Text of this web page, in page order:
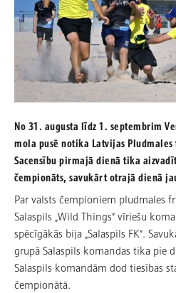
No 31. augusta līdz 1. septembrim
mola pusē notika Latvijas
Sacensību pirmajā dienā tika
čempionāts, savukārt otrajā dienā
Par valsts čempioniem pludmales
Salaspils „Wild Things” vīriešu
spēcīgākās bija „Salaspils FK”.
grupā Salaspils komandas tika pie
Salaspils komandām dod tiesības
čempionātā.